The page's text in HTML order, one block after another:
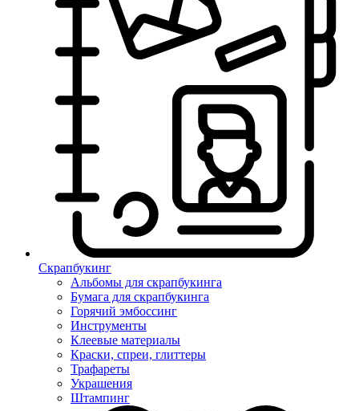
Скрапбукинг
Альбомы для скрапбукинга
Бумага для скрапбукинга
Горячий эмбоссинг
Инструменты
Клеевые материалы
Краски, спреи, глиттеры
Трафареты
Украшения
Штампинг